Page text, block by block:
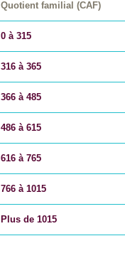
Quotient familial (CAF)
0 à 315
316 à 365
366 à 485
486 à 615
616 à 765
766 à 1015
Plus de 1015